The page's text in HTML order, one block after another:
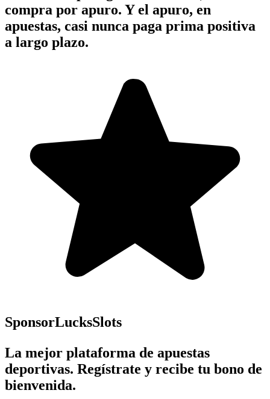
compra por apuro. Y el apuro, en
apuestas, casi nunca paga prima positiva
a largo plazo.
SponsorLucksSlots
La mejor plataforma de apuestas
deportivas. Regístrate y recibe tu bono de
bienvenida.